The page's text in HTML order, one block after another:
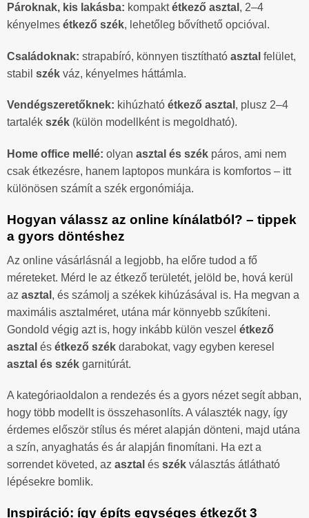
Pároknak, kis lakásba: kompaktétkező asztal , 2–4
kényelmes étkező szék, lehetőleg bővíthető opcióval.
Családoknak: strapabíró, könnyen tisztítható asztal felület,
stabil szék váz, kényelmes háttámla.
Vendégszeretőknek: kihúzható étkező asztal , plusz 2–4
tartalék szék (külön modellként is megoldható).
Home office mellé: olyan asztal és szék páros, ami nem
csak étkezésre, hanem laptopos munkára is komfortos – itt
különösen számít a szék ergonómiája.
Hogyan válassz az online kínálatból? – tippek
a gyors döntéshez
Az online vásárlásnál a legjobb, ha előre tudod a fő
méreteket. Mérd le az étkező területét, jelöld be, hová kerül
az asztal , és számolj a székek kihúzásával is. Ha megvan a
maximális asztalméret, utána már könnyebb szűkíteni.
Gondold végig azt is, hogy inkább külön veszel étkező
asztal és étkező szék darabokat, vagy egyben keresel
asztal és szék garnitúrát.
A kategóriaoldalon a rendezés és a gyors nézet segít abban,
hogy több modellt is összehasonlíts. A választék nagy, így
érdemes először stílus és méret alapján dönteni, majd utána
a szín, anyaghatás és ár alapján finomítani. Ha ezt a
sorrendet követed, az asztal és szék választás átlátható
lépésekre bomlik.
Inspiráció: így építs egységes étkezőt 3